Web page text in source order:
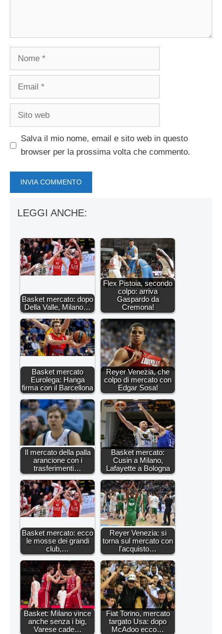
Nome
Email
Sito
Salva il mio nome, email e sito web in questo
browser per la prossima volta che commento.
LEGGI ANCHE:
Basket mercato: dopo
Della Valle, Milano…
Flex Pistoia, secondo
colpo: arriva
Gaspardo da
Cremona!
Basket mercato
Eurolega: Hanga
firma con il Barcellona
Reyer Venezia, che
colpo di mercato con
Edgar Sosa!
Il mercato della palla
arancione con i
trasferimenti…
Basket mercato:
Cusin a Milano,
Lafayette a Bologna
Basket mercato: ecco
le mosse dei grandi
club,…
Reyer Venezia: si
torna sul mercato con
l'acquisto…
Basket: Milano vince
anche senza i big,
Varese cade…
Fiat Torino, mercato
targato Usa: dopo
McAdoo ecco…